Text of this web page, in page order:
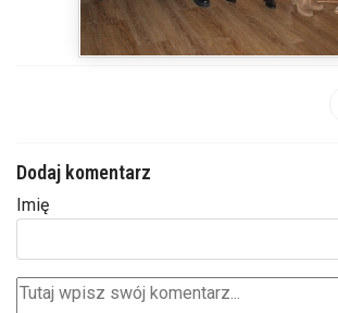
Dodaj komentarz
Imię